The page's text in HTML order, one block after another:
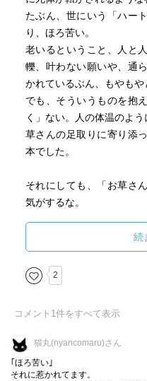
たぶん、世にいう「ハー
り、ほろ苦い。
老いるということ、人と
轢、叶わない願いや、通
かれているぶん、もやもや
でも、そういうものを抱
く」ない。人の体温のよ
草さんの足取りに寄り添
本でした。
それにしても、「お草さ
気がするな。
続
2
コメント 1件をすべて表示
猫丸(nyancomaru)さん
｢ほろ苦い｣
それに惹かれてます。